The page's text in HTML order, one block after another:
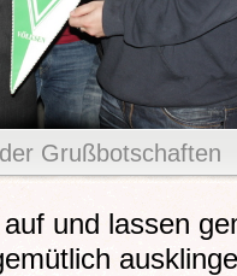
Grußbotschaften
und lassen